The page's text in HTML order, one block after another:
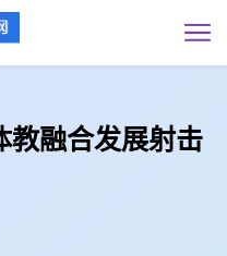
教融合发展射击